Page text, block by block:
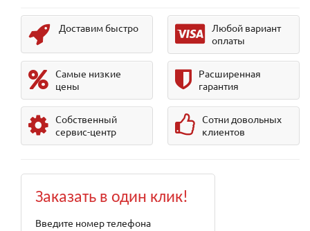
Доставим быстро
Любой вариант
оплаты
Самые низкие
цены
Расширенная
гарантия
Собственный
сервис-центр
Сотни довольных
клиентов
Заказать в один клик!
Введите номер телефона